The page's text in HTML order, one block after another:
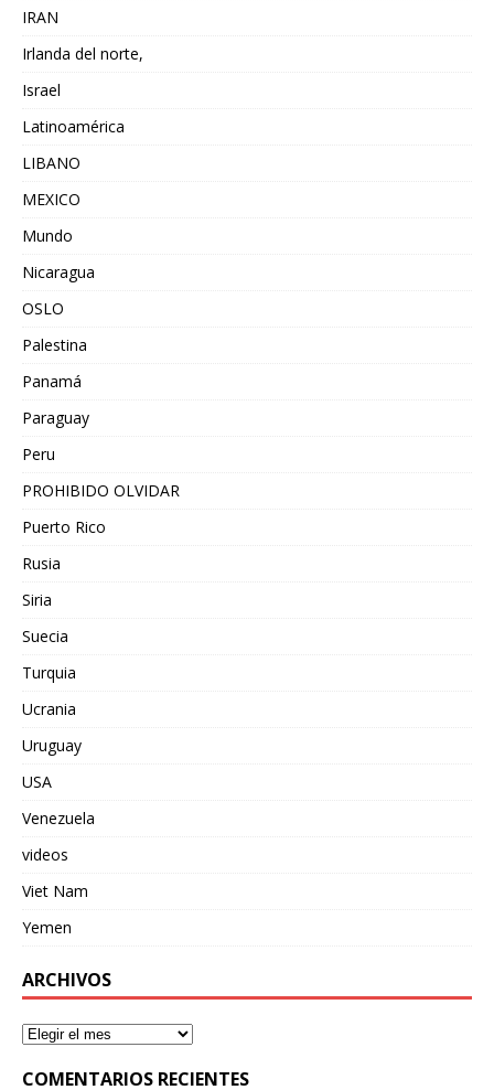
IRAN
Irlanda del norte,
Israel
Latinoamérica
LIBANO
MEXICO
Mundo
Nicaragua
OSLO
Palestina
Panamá
Paraguay
Peru
PROHIBIDO OLVIDAR
Puerto Rico
Rusia
Siria
Suecia
Turquia
Ucrania
Uruguay
USA
Venezuela
videos
Viet Nam
Yemen
ARCHIVOS
COMENTARIOS RECIENTES